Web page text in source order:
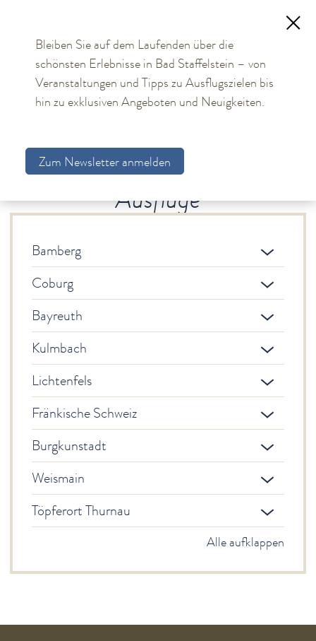
TOURISMUS
Aktuelles
Unterkünfte
Gesundheit & Wellness
Veranstaltungen & Kultur
Spiritualität & Kirche
Freizeit & Ausflüge
Wandern
Radeln
Freizeit von A-Z
Freizeit für Familien
Ausflüge
Genuss
Service
Newsletter
Ausflüge
Bamberg
Coburg
Bayreuth
Kulmbach
Lichtenfels
Fränkische Schweiz
Burgkunstadt
Weismain
Töpferort Thurnau
Alle aufklappen
Bleiben Sie auf dem Laufenden über die
schönsten Erlebnisse in Bad Staffelstein – von
Veranstaltungen und Tipps zu Ausflugszielen bis
hin zu exklusiven Angeboten und Neuigkeiten.
Zum Newsletter anmelden